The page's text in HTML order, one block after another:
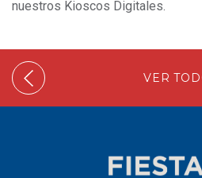
nuestros Kioscos Digitales.
VER